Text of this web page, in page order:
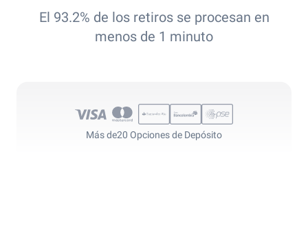
El 93.2% de los retiros se procesan en
menos de 1 minuto
Más de20 Opciones de Depósito